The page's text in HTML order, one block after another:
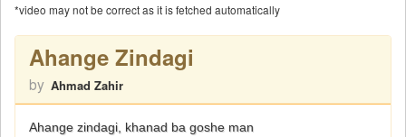
*video may not be correct as it is fetched automatically
Ahange Zindagi
by Ahmad Zahir
Ahange zindagi, khanad ba goshe man